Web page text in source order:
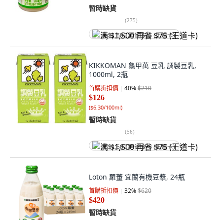
暫時缺貨
(275)
满 $1,500 再省 $75 (王道卡)
KIKKOMAN 龜甲萬 豆乳 調製豆乳,
1000ml, 2瓶
首購折扣價 40%$210
$126
($6.30/100ml)
暫時缺貨
(56)
满 $1,500 再省 $75 (王道卡)
Loton 羅董 宜蘭有機豆漿, 24瓶
首購折扣價 32%$620
$420
暫時缺貨